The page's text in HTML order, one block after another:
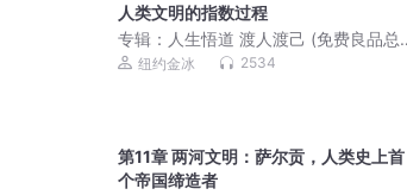
人类文明的指数过程
专辑： 人生悟道 渡人渡己 (免费良品总
汇）纽约金冰 2534
第11章 两河文明：萨尔贡，人类史上首
个帝国缔造者